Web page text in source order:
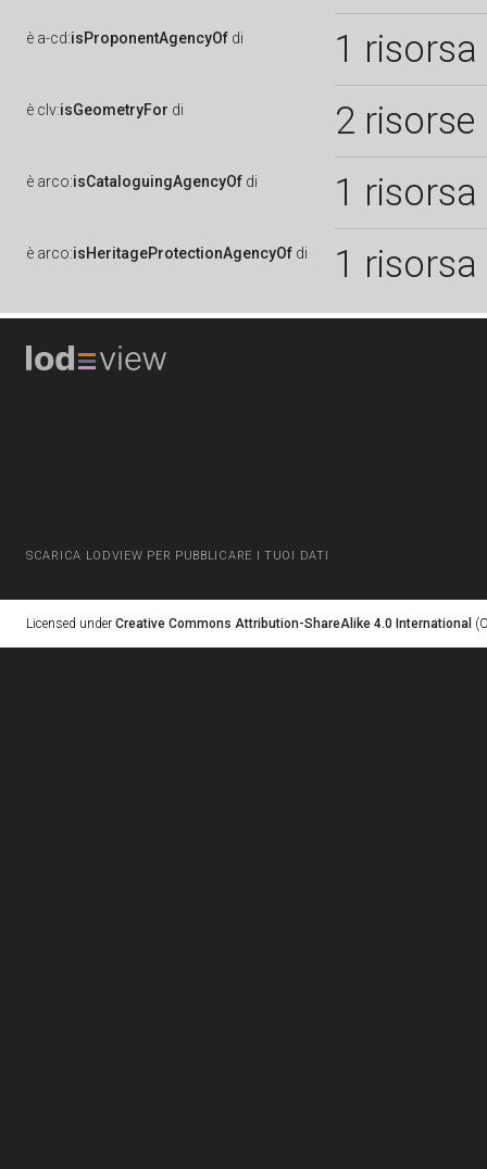
è a-cd:isProponentAgencyOf di 1 risorsa
è clv:isGeometryFor di 2 risorse
è arco:isCataloguingAgencyOf di 1 risorsa
è arco:isHeritageProtectionAgencyOf di 1 risorsa
SCARICA LODVIEW PER PUBBLICARE I TUOI DATI
Licensed under Creative Commons Attribution-ShareAlike 4.0 International